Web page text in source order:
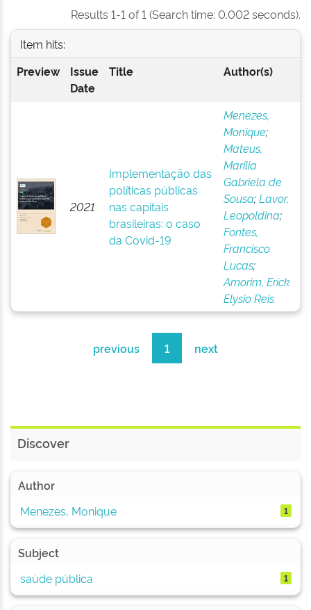
Results 1-1 of 1 (Search time: 0.002 seconds).
Item hits:
Preview
Issue
Date
Title Author(s)
2021
Implementação das
políticas públicas
nas capitais
brasileiras: o caso
da Covid-19
Menezes,
Monique;
Mateus,
Marília
Gabriela de
Sousa;Lavor,
Leopoldina;
Fontes,
Francisco
Lucas;
Amorim, Erick
Elysio Reis
previous 1 next
Discover
Author
Menezes, Monique
1
Subject
saúde pública
1